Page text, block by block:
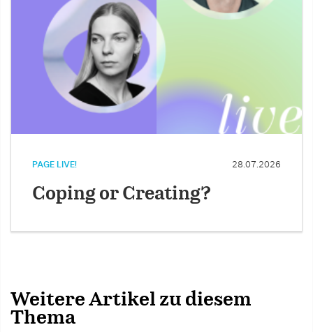
PAGE LIVE! 28.07.2026
Coping or Creating?
Weitere Artikel zu diesem
Thema